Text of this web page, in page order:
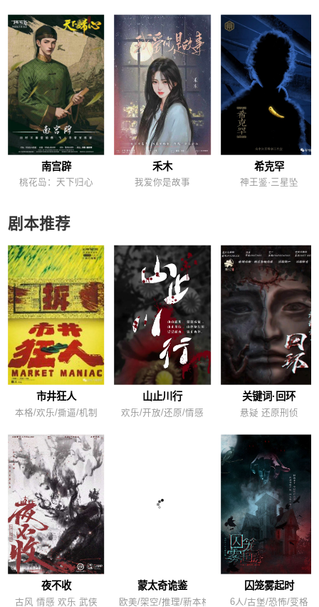
南宫辟
桃花岛：天下归心
禾木
我爱你是故事
希克罕
神王鉴·三星坠
剧本推荐
市井狂人
本格/欢乐/撕逼/机制
山止川行
欢乐/开放/还原/情感
关键词·回环
悬疑 还原刑侦
夜不收
古风 情感 欢乐 武侠
蒙太奇诡鉴
欧美/架空/推理/新本格
囚笼雾起时
6人/古堡/恐怖/变格